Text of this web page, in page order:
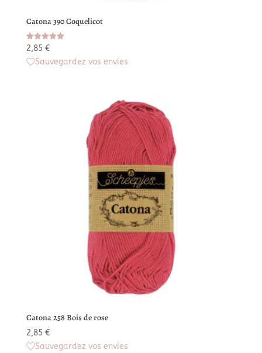
Catona 390 Coquelicot
Note
5.00
sur 5
2,85 €
Sauvegardez vos envies
Catona 258 Bois de rose
2,85 €
Sauvegardez vos envies